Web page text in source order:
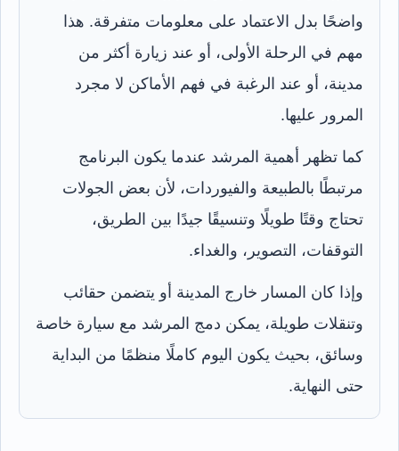
واضحًا بدل الاعتماد على معلومات متفرقة. هذا
مهم في الرحلة الأولى، أو عند زيارة أكثر من
مدينة، أو عند الرغبة في فهم الأماكن لا مجرد
المرور عليها.
كما تظهر أهمية المرشد عندما يكون البرنامج
مرتبطًا بالطبيعة والفيوردات، لأن بعض الجولات
تحتاج وقتًا طويلًا وتنسيقًا جيدًا بين الطريق،
التوقفات، التصوير، والغداء.
وإذا كان المسار خارج المدينة أو يتضمن حقائب
وتنقلات طويلة، يمكن دمج المرشد مع سيارة خاصة
وسائق، بحيث يكون اليوم كاملًا منظمًا من البداية
حتى النهاية.